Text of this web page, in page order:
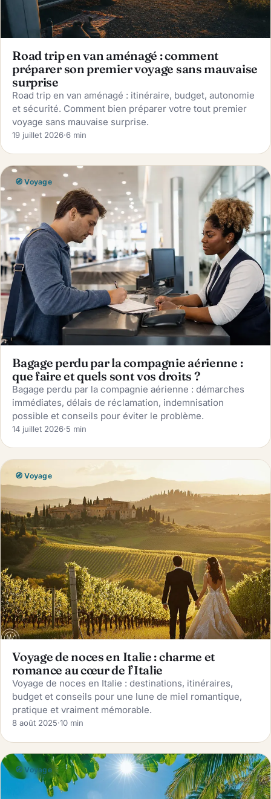
Road trip en van aménagé : comment
préparer son premier voyage sans mauvaise
surprise
Road trip en van aménagé : itinéraire, budget, autonomie
et sécurité. Comment bien préparer votre tout premier
voyage sans mauvaise surprise.
19 juillet 2026·6 min
🧭 Voyage
Bagage perdu par la compagnie aérienne :
que faire et quels sont vos droits ?
Bagage perdu par la compagnie aérienne : démarches
immédiates, délais de réclamation, indemnisation
possible et conseils pour éviter le problème.
14 juillet 2026·5 min
🧭 Voyage
Voyage de noces en Italie : charme et
romance au cœur de l’Italie
Voyage de noces en Italie : destinations, itinéraires,
budget et conseils pour une lune de miel romantique,
pratique et vraiment mémorable.
8 août 2025·10 min
🧭 Voyage